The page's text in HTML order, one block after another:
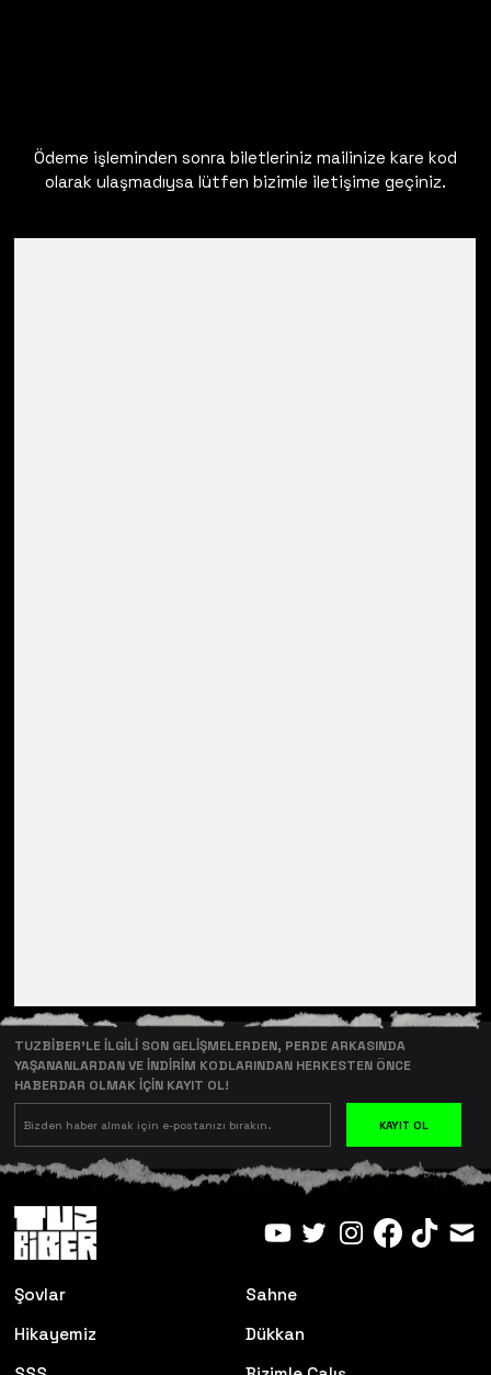
Ödeme işleminden sonra biletleriniz mailinize kare kod
olarak ulaşmadıysa lütfen bizimle iletişime geçiniz.
TUZBİBER’LE İLGİLİ SON GELİŞMELERDEN, PERDE ARKASINDA
YAŞANANLARDAN VE İNDİRİM KODLARINDAN HERKESTEN ÖNCE
HABERDAR OLMAK İÇİN KAYIT OL!
KAYIT OL
Şovlar
Sahne
Hikayemiz
Dükkan